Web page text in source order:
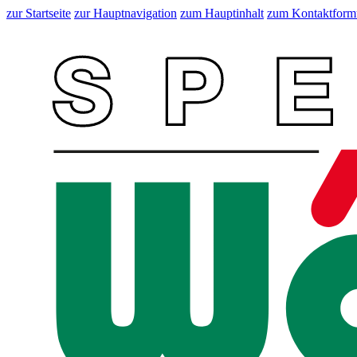
zur Startseite zur Hauptnavigation zum Hauptinhalt zum